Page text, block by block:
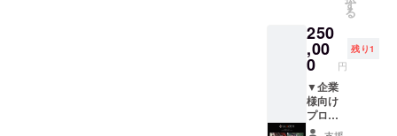
が2つに
分かれ
る場合
には、2
コース
分お申
し込み
くださ
理由に
より施
設をお
休みさ
せて頂
く場合
があり
ます。
お勧め
の韓国
をご案
内しま
す。 ※
日程は2
泊3日を
予定し
す
る
250
,00
0 円
残り1
▼企業
様向け
プロ
モー